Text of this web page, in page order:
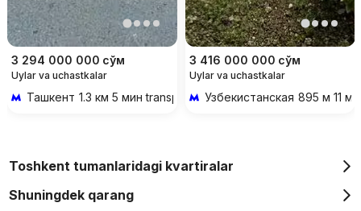
3 294 000 000 сўм
Uylar va uchastkalar
Ташкент 1.3 км 5 мин transportda
3 416 000 000 сўм
Uylar va uchastkalar
Узбекистанская 895 м 11
Toshkent tumanlaridagi kvartiralar
Shuningdek qarang